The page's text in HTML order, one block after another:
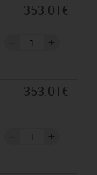
353.01€
353.01€